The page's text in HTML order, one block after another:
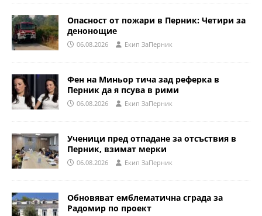
Опасност от пожари в Перник: Четири за
денонощие
06.08.2026 Eкип ЗаПерник
Фен на Миньор тича зад реферка в
Перник да я псува в рими
06.08.2026 Eкип ЗаПерник
Ученици пред отпадане за отсъствия в
Перник, взимат мерки
06.08.2026 Eкип ЗаПерник
Обновяват емблематична сграда за
Радомир по проект